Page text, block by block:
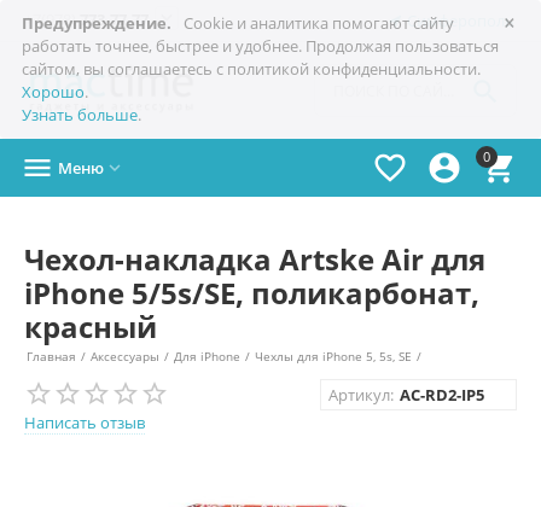
×
Предупреждение.
Cookie и аналитика помогают сайту
работать точнее, быстрее и удобнее. Продолжая пользоваться
сайтом, вы соглашаетесь с политикой конфиденциальности.
Хорошо.
Узнать больше.
Симферополь
+7(978)773-77-77 
0



 Меню 
Чехол-накладка Artske Air для
iPhone 5/5s/SE, поликарбонат,
красный
Главная / Аксессуары / Для iPhone / Чехлы для iPhone 5, 5s, SE /
Написать отзыв
Артикул: AC-RD2-IP5